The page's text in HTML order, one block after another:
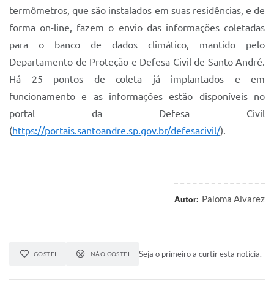
termômetros, que são instalados em suas residências, e de
forma on-line, fazem o envio das informações coletadas
para o banco de dados climático, mantido pelo
Departamento de Proteção e Defesa Civil de Santo André.
Há 25 pontos de coleta já implantados e em
funcionamento e as informações estão disponíveis no
portal da Defesa Civil
(https://portais.santoandre.sp.gov.br/defesacivil/).
Autor: Paloma Alvarez
GOSTEI NÃO GOSTEI Seja o primeiro a curtir esta notícia.